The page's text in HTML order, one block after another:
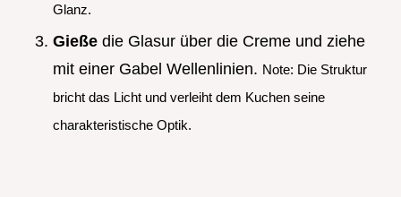
Glanz.
Gieße die Glasur über die Creme und ziehe
mit einer Gabel Wellenlinien. Note: Die Struktur
bricht das Licht und verleiht dem Kuchen seine
charakteristische Optik.